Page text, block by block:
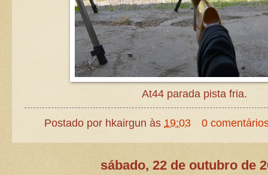
At44 parada pista fria.
Postado por hkairgun às 19:03 0
sábado, 22 de outubro de